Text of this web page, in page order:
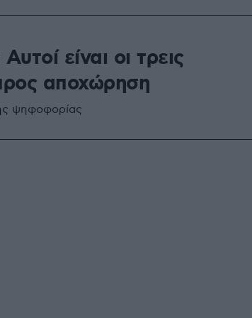
είναι οι τρεις
αποχώρηση
ψηφοφορίας